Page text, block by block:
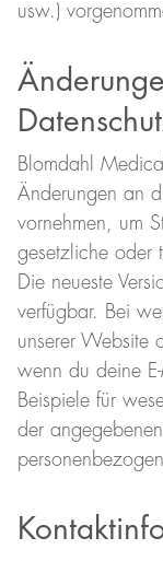
usw.)
Blomdahl
Änderungen an
vornehmen, um
gesetzliche oder
Die neueste
verfügbar. Bei
unserer Website
wenn du deine
Beispiele für
der